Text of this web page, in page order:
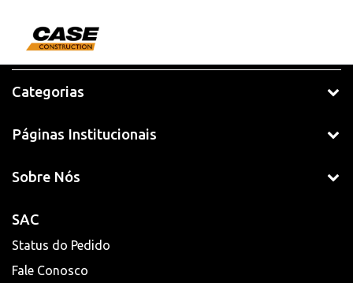
Categorias
Páginas Institucionais
Sobre Nós
SAC
Status do Pedido
Fale Conosco